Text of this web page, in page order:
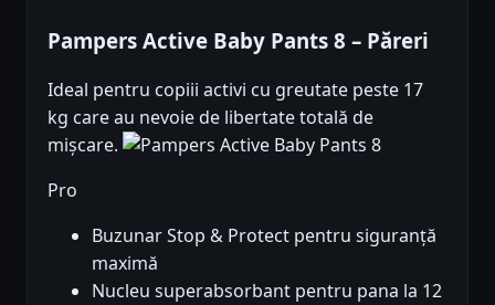
Pampers Active Baby Pants 8 – Păreri
Ideal pentru copiii activi cu greutate peste 17
kg care au nevoie de libertate totală de
mișcare.
Pro
Buzunar Stop & Protect pentru siguranță
maximă
Nucleu superabsorbant pentru pana la 12